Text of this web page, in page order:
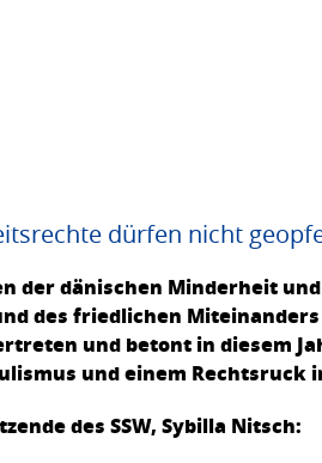
dürfen nicht
der dänischen Minderheit
des friedlichen
und betont in diesem
und einem Rechtsruck
des SSW, Sybilla Nitsch: